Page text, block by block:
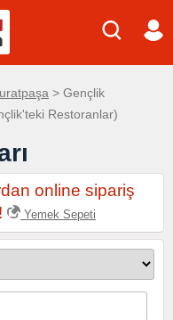
> Gençlik
Restoranlar)
online sipariş
Yemek Sepeti